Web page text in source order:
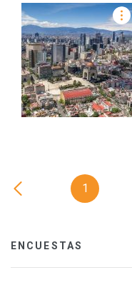
1
ENCUESTAS